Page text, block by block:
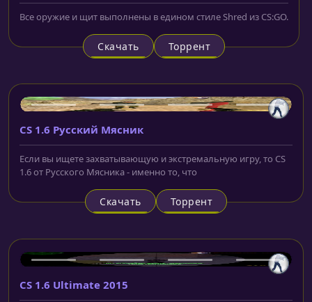
Все оружие и щит выполнены в едином стиле Shred из CS:GO.
Скачать Торрент
CS 1.6 Русский Мясник
Если вы ищете захватывающую и экстремальную игру, то CS
1.6 от Русского Мясника - именно то, что
Скачать Торрент
CS 1.6 Ultimate 2015